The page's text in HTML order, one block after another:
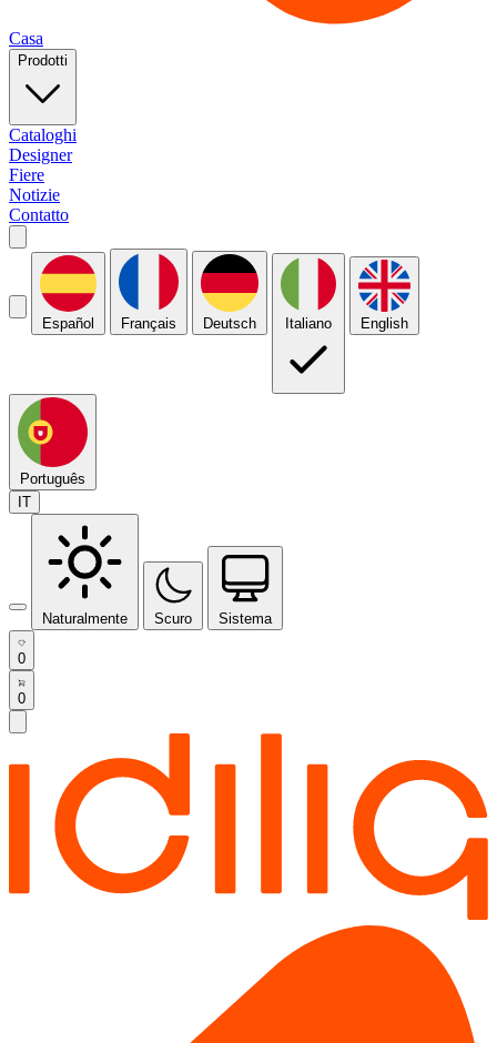
Casa
Prodotti
Cataloghi
Designer
Fiere
Notizie
Contatto
Español Français Deutsch Italiano English
Português
IT
Naturalmente Scuro Sistema
0
0